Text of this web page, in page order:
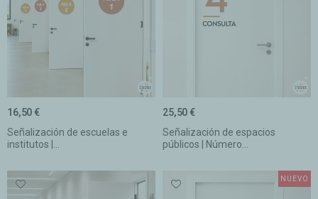
Señalización de escuelas e
institutos |...
16,50 €
Señalización de espacios
públicos | Número...
25,50 €
NUEVO